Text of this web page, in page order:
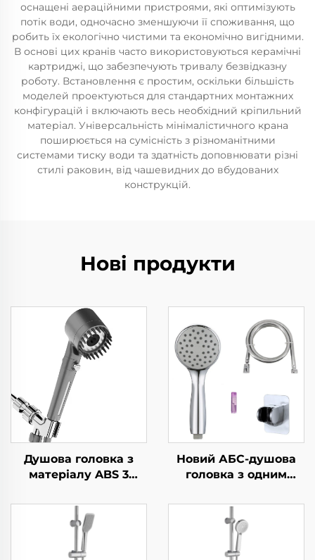
оснащені аераційними пристроями, які оптимізують
потік води, одночасно зменшуючи її споживання, що
робить їх екологічно чистими та економічно вигідними.
В основі цих кранів часто використовуються керамічні
картриджі, що забезпечують тривалу безвідказну
роботу. Встановлення є простим, оскільки більшість
моделей проектуються для стандартних монтажних
конфігурацій і включають весь необхідний кріпильний
матеріал. Універсальність мінімалістичного крана
поширюється на сумісність з різноманітними
системами тиску води та здатність доповнювати різні
стилі раковин, від чашевидних до вбудованих
конструкцій.
Нові продукти
Душова головка з
матеріалу ABS 3
кольору з
збільшенням тиску,
фільтром з матеріалу
PP та кнопкою
Новий АБС-душова
головка з одним
хромувана, з
силиконовими
соплами, комплект з
надм’яким ПВХ-